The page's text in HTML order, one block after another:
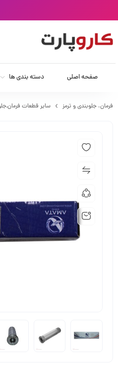
صفحه اصلی دسته بندی ها
فرمان،‌ جلوبندی و ترمز سایر قطعات